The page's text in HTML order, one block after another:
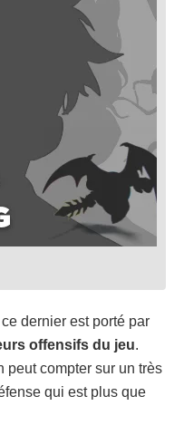
dernier est porté par
offensifs du jeu.
peut compter sur un très
qui est plus que